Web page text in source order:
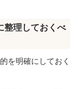
整理しておくべ
を明確にしておく